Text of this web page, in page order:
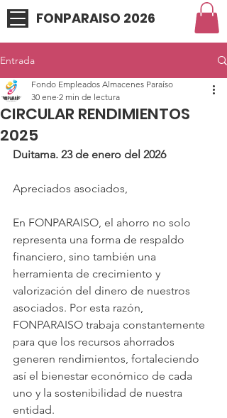
FONPARAISO 2026
Entrada
CIRCULAR RENDIMIENTOS
2025
Fondo Empleados Almacenes Paraíso
30 ene 2 min de lectura
Duitama. 23 de enero del 2026
Apreciados asociados,
En FONPARAISO, el ahorro no solo
representa una forma de respaldo
financiero, sino también una
herramienta de crecimiento y
valorización del dinero de nuestros
asociados. Por esta razón,
FONPARAISO trabaja constantemente
para que los recursos ahorrados
generen rendimientos, fortaleciendo
así el bienestar económico de cada
uno y la sostenibilidad de nuestra
entidad.